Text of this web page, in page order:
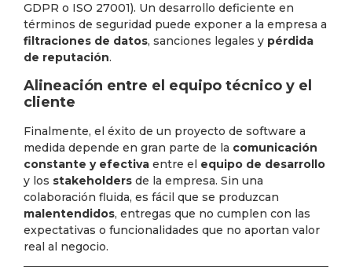
GDPR o ISO 27001). Un desarrollo deficiente en
términos de seguridad puede exponer a la empresa a
filtraciones de datos, sanciones legales y pérdida
de reputación.
Alineación entre el equipo técnico y el
cliente
Finalmente, el éxito de un proyecto de software a
medida depende en gran parte de la comunicación
constante y efectiva entre el equipo de desarrollo
y los stakeholders de la empresa. Sin una
colaboración fluida, es fácil que se produzcan
malentendidos, entregas que no cumplen con las
expectativas o funcionalidades que no aportan valor
real al negocio.